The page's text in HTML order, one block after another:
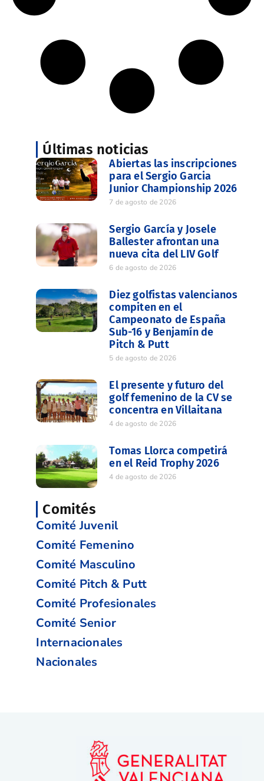
Últimas noticias
Abiertas las inscripciones
para el Sergio Garcia
Junior Championship 2026
7 de agosto de 2026
Sergio García y Josele
Ballester afrontan una
nueva cita del LIV Golf
6 de agosto de 2026
Diez golfistas valencianos
compiten en el
Campeonato de España
Sub-16 y Benjamín de
Pitch & Putt
5 de agosto de 2026
El presente y futuro del
golf femenino de la CV se
concentra en Villaitana
4 de agosto de 2026
Tomas Llorca competirá
en el Reid Trophy 2026
4 de agosto de 2026
Comités
Comité Juvenil
Comité Femenino
Comité Masculino
Comité Pitch & Putt
Comité Profesionales
Comité Senior
Internacionales
Nacionales